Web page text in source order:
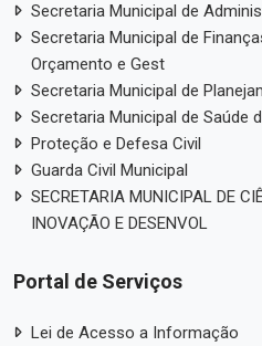
Secretaria Municipal de
Secretaria Municipal de
Orçamento e Gest
Secretaria Municipal de
Secretaria Municipal de Saúde
Proteção e Defesa Civil
Guarda Civil Municipal
SECRETARIA MUNICIPAL DE
INOVAÇÃO E DESENVOL
Portal de Serviços
Lei de Acesso a Informação